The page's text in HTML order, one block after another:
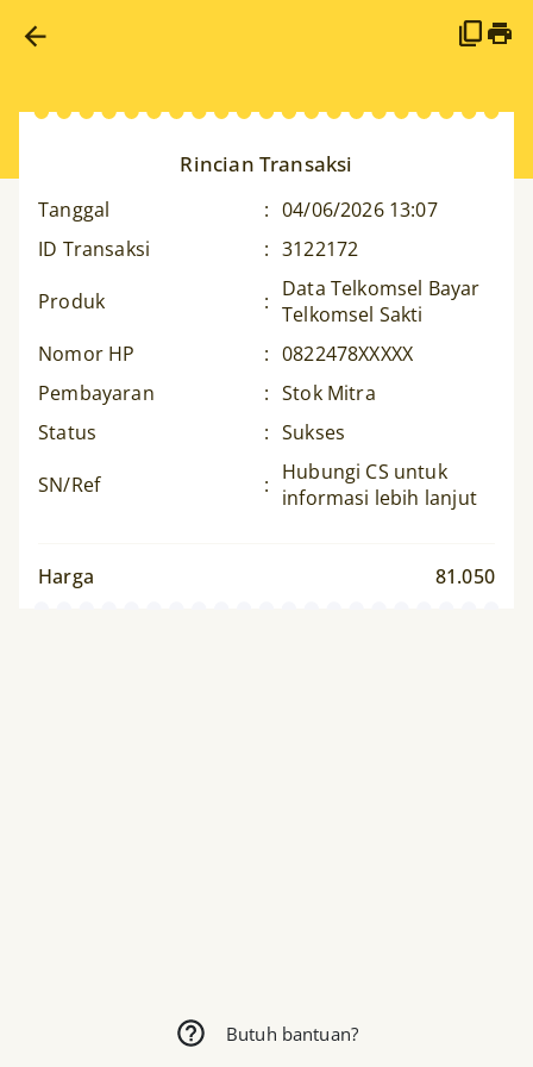
Rincian Transaksi
Tanggal : 04/06/2026 13:07
ID Transaksi
: 3122172
Produk
: Data Telkomsel Bayar
Telkomsel Sakti
Nomor HP
: 0822478XXXXX
Pembayaran
: Stok Mitra
Status
: Sukses
SN/Ref
: Hubungi CS untuk
informasi lebih lanjut
Harga 81.050
Butuh bantuan?